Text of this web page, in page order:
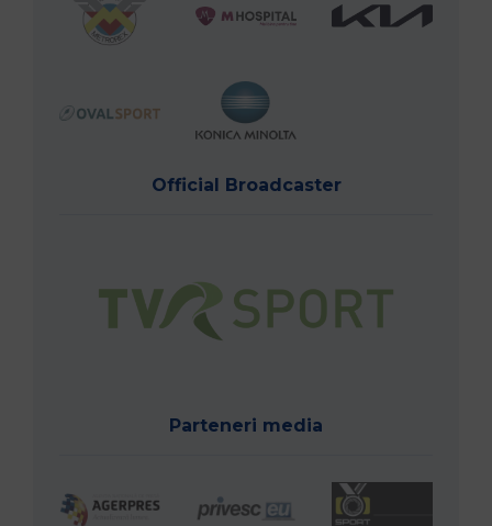
Official Broadcaster
Parteneri media